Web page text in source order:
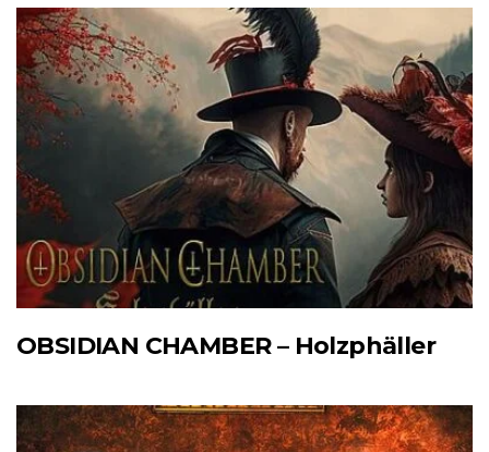
OBSIDIAN CHAMBER – Holzphäller